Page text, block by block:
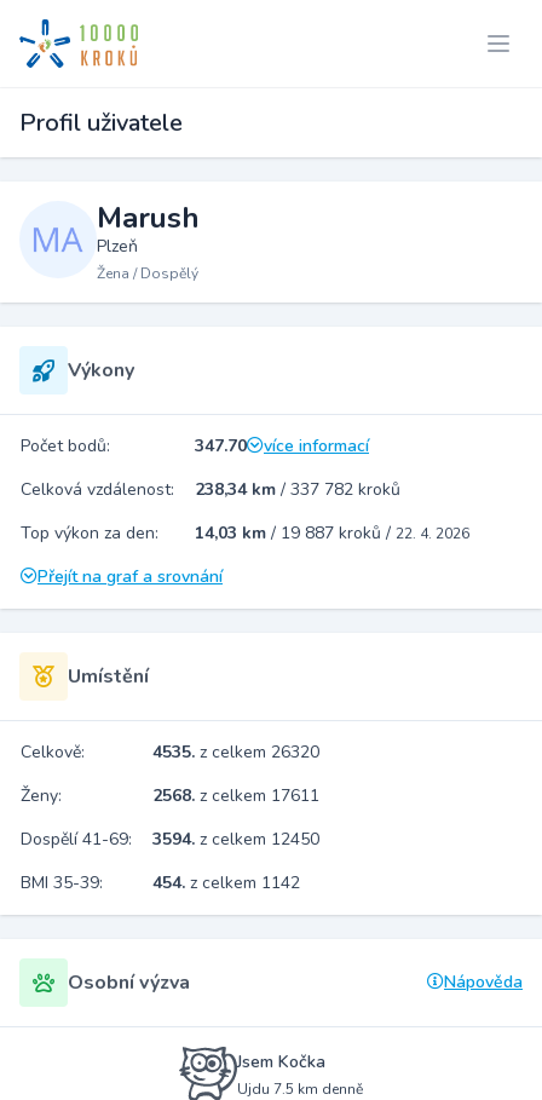
Profil uživatele
Marush
Plzeň
Žena / Dospělý
Výkony
Počet bodů: 347.70
více informací
Celková vzdálenost:
238,34 km / 337 782 kroků
Top výkon za den:
14,03 km / 19 887 kroků / 22. 4. 2026
Přejít na graf a srovnání
Umístění
Celkově: 4535. z celkem 26320
Ženy:
2568. z celkem 17611
Dospělí 41-69:
3594. z celkem 12450
BMI 35-39:
454. z celkem 1142
Osobní výzva Nápověda
Jsem Kočka
Ujdu 7.5 km denně